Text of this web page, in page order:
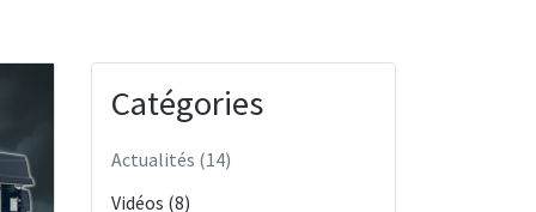
Catégories
Actualités (14)
Vidéos (8)